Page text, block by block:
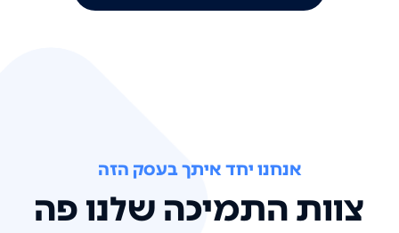
אנחנו יחד איתך בעסק הזה
צוות התמיכה שלנו פה